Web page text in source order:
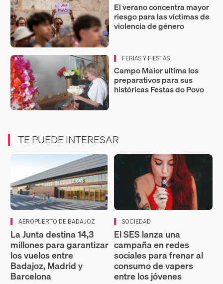
El verano concentra mayor
riesgo para las víctimas de
violencia de género
FERIAS Y FIESTAS
Campo Maior ultima los
preparativos para sus
históricas Festas do Povo
TE PUEDE INTERESAR
AEROPUERTO DE BADAJOZ
La Junta destina 14,3
millones para garantizar
los vuelos entre
Badajoz, Madrid y
Barcelona
SOCIEDAD
El SES lanza una
campaña en redes
sociales para frenar al
consumo de vapers
entre los jóvenes